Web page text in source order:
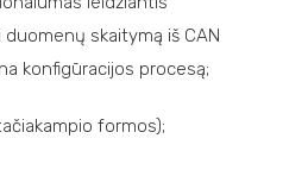
skaitymą iš CAN
konfigūracijos procesą;
formos);